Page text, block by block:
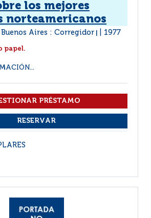
los mejores
norteamericanos
Buenos Aires : Corregidor 1977
papel.